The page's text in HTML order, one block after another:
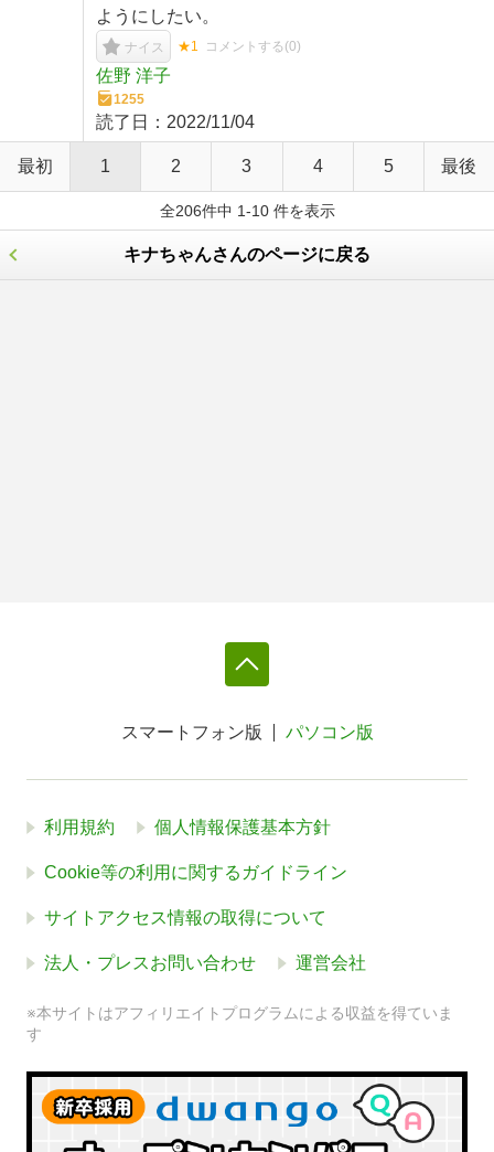
ようにしたい。
ナイス ★1 コメントする(0)
佐野 洋子
1255
読了日： 2022/11/04
最初 1 2 3 4 5 最後
全206件中 1-10 件を表示
キナちゃんさんのページに戻る
スマートフォン版 パソコン版
利用規約 個人情報保護基本方針
Cookie等の利用に関するガイドライン
サイトアクセス情報の取得について
法人・プレスお問い合わせ 運営会社
※本サイトはアフィリエイトプログラムによる収益を得ていま
す